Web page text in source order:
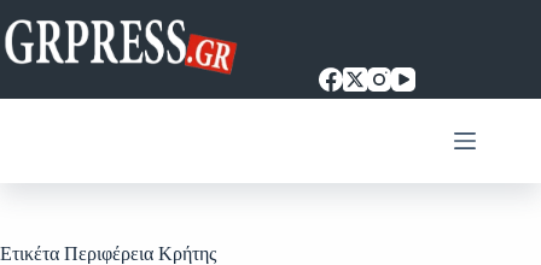
στο
περιεχόμενο
Ετικέτα Περιφέρεια Κρήτης